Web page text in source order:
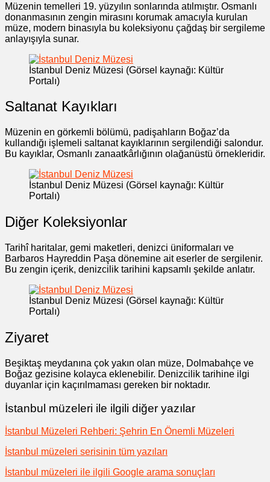
Müzenin temelleri 19. yüzyılın sonlarında atılmıştır. Osmanlı
donanmasının zengin mirasını korumak amacıyla kurulan
müze, modern binasıyla bu koleksiyonu çağdaş bir sergileme
anlayışıyla sunar.
İstanbul Deniz Müzesi (Görsel kaynağı: Kültür
Portalı)
Saltanat Kayıkları
Müzenin en görkemli bölümü, padişahların Boğaz’da
kullandığı işlemeli saltanat kayıklarının sergilendiği salondur.
Bu kayıklar, Osmanlı zanaatkârlığının olağanüstü örnekleridir.
İstanbul Deniz Müzesi (Görsel kaynağı: Kültür
Portalı)
Diğer Koleksiyonlar
Tarihî haritalar, gemi maketleri, denizci üniformaları ve
Barbaros Hayreddin Paşa dönemine ait eserler de sergilenir.
Bu zengin içerik, denizcilik tarihini kapsamlı şekilde anlatır.
İstanbul Deniz Müzesi (Görsel kaynağı: Kültür
Portalı)
Ziyaret
Beşiktaş meydanına çok yakın olan müze, Dolmabahçe ve
Boğaz gezisine kolayca eklenebilir. Denizcilik tarihine ilgi
duyanlar için kaçırılmaması gereken bir noktadır.
İstanbul müzeleri ile ilgili diğer yazılar
İstanbul Müzeleri Rehberi: Şehrin En Önemli Müzeleri
İstanbul müzeleri serisinin tüm yazıları
İstanbul müzeleri ile ilgili Google arama sonuçları